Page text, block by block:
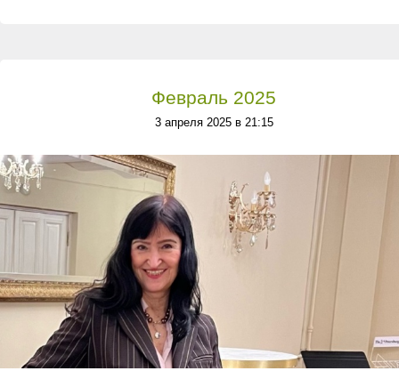
Февраль 2025
3 апреля 2025 в 21:15